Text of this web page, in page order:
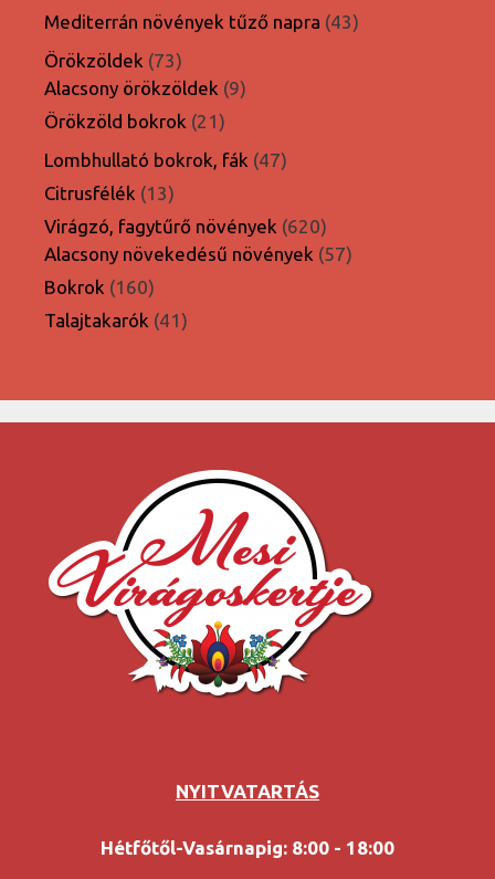
Mediterrán növények tűző napra 4343
Örökzöldek 7373
termék
Alacsony örökzöldek 99
Örökzöld bokrok 2121
termék
Lombhullató bokrok, fák 4747
Citrusfélék 1313
termék
Virágzó, fagytűrő növények 620620
termék
Alacsony növekedésű növények 5757
Bokrok 160160
termék
Talajtakarók 4141
NYITVATARTÁS
Hétfőtől-Vasárnapig: 8:00 - 18:00